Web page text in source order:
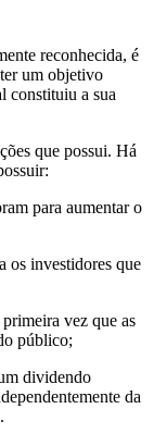
reconhecida, é
um objetivo
constituiu a sua
que possui. Há
para aumentar o
os investidores que
vez que as
público;
dividendo
da